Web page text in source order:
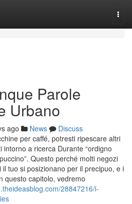
Parole
Urbano
ago News
Discuss
per caffé, potresti ripescare altri
a ricerca Durante “ordigno
Questo perché molti negozi
tuo si posizionano per il precipuo, e i
questo capitolo, vedremo
28847216/i-